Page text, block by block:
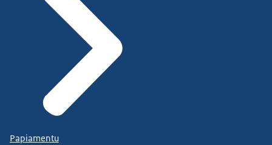
Papiamentu